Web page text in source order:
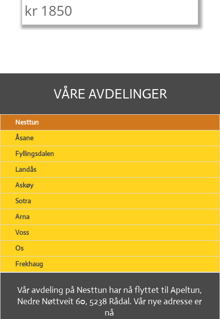
kr 1850
VÅRE AVDELINGER
Nesttun
Åsane
Fyllingsdalen
Landås
Askøy
Sotra
Arna
Voss
Os
Frekhaug
Vår avdeling på Nesttun har nå flyttet til Apeltun,
Nedre Nøttveit 60, 5238 Rådal. Vår nye adresse er
nå